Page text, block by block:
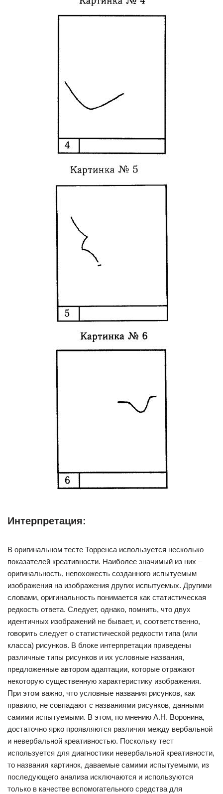
Интерпретация:
В оригинальном тесте Торренса используется несколько
показателей креативности. Наиболее значимый из них –
оригинальность, непохожесть созданного испытуемым
изображения на изображения других испытуемых. Другими
словами, оригинальность понимается как статистическая
редкость ответа. Следует, однако, помнить, что двух
идентичных изображений не бывает, и, соответственно,
говорить следует о статистической редкости типа (или
класса) рисунков. В блоке интерпретации приведены
различные типы рисунков и их условные названия,
предложенные автором адаптации, которые отражают
некоторую существенную характеристику изображения.
При этом важно, что условные названия рисунков, как
правило, не совпадают с названиями рисунков, данными
самими испытуемыми. В этом, по мнению А.Н. Воронина,
достаточно ярко проявляются различия между вербальной
и невербальной креативностью. Поскольку тест
используется для диагностики невербальной креативности,
то названия картинок, даваемые самими испытуемыми, из
последующего анализа исключаются и используются
только в качестве вспомогательного средства для